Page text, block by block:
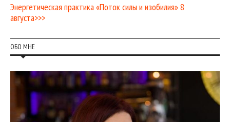
Энергетическая практика «Поток силы и изобилия» 8
августа>>>
ОБО МНЕ